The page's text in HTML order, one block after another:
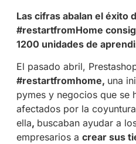
Las cifras abalan el éxito
#restartfromHome
1200 unidades de
El pasado abril,
#restartfromhome, una
pymes y negocios que se
afectados por la
ella, buscaban ayudar a
empresarios a crear sus